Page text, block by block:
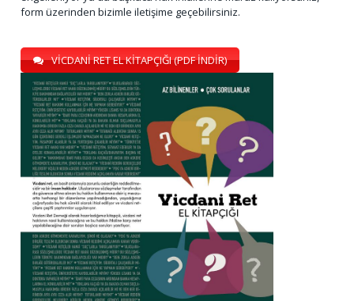
form üzerinden bizimle iletişime geçebilirsiniz.
VİCDANİ RET EL KİTAPÇIĞI (PDF İNDİR)